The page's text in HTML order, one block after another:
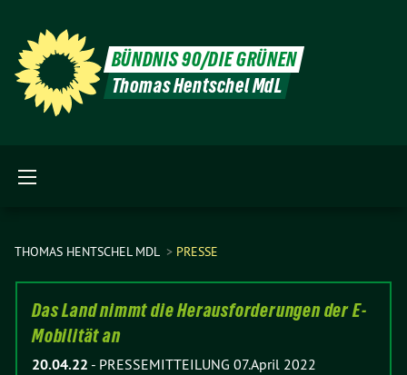
BÜNDNIS 90/DIE GRÜNEN
Thomas Hentschel MdL
THOMAS HENTSCHEL MDL PRESSE
Das Land nimmt die Herausforderungen der E-
Mobilität an
20.04.22 - PRESSEMITTEILUNG 07.April 2022